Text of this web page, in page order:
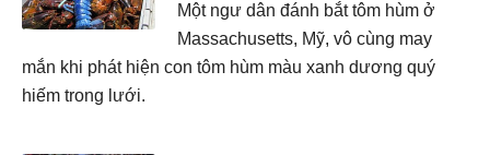
Một ngư dân đánh bắt tôm hùm ở
Massachusetts, Mỹ, vô cùng may
mắn khi phát hiện con tôm hùm màu xanh dương quý
hiếm trong lưới.